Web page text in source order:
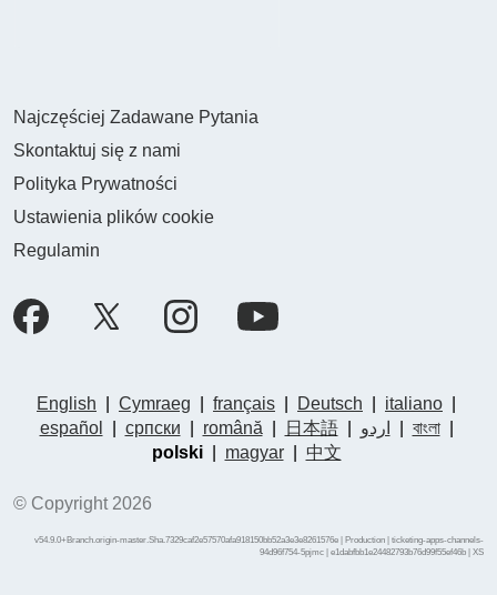
Najczęściej Zadawane Pytania
Skontaktuj się z nami
Polityka Prywatności
Ustawienia plików cookie
Regulamin
English Cymraeg français Deutsch italiano
español
српски română 日本語| اردو বাংলা|
polski| magyar| 中文
© Copyright 2026
v54.9.0+Branch.origin-master.Sha.7329caf2e57570afa918150bb52a3e3e8261576e | Production | ticketing-apps-channels-
94d96f754-5pjmc | e1dabfbb1e24482793b76d99f55ef46b | XS